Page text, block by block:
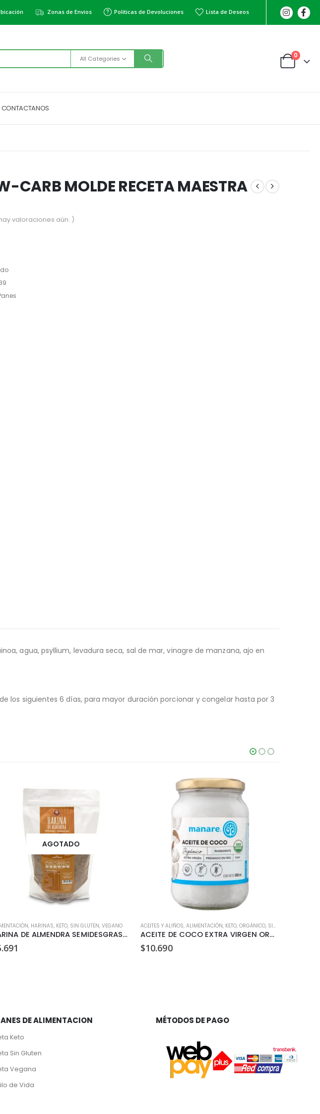
Zonas de Envios Politicas de Devoluciones Lista de Deseos
All Categories 0
CONTACTANOS
CARB MOLDE RECETA MAESTRA
valoraciones aún. )
agua, psyllium, levadura seca, sal de mar, vinagre de manzana, ajo en
los siguientes 6 días, para mayor duración porcionar y congelar hasta por 3
,SIN GLUTEN
AGOTADO
, HARINAS, KETO, SIN GLUTEN, VEGANO
HARINA DE ALMENDRA SEMIDESGRASADA (500 GR)
ACEITES Y ALIÑOS, ALIMENTACIÓN, KETO, ORGÁNICO, SIN GLUTEN
ACEITE DE COCO EXTRA VIRGEN ORGANICO MANARE 500ML
$10.690
DE ALIMENTACION
Keto
Sin Gluten
Vegana
de Vida
MÉTODOS DE PAGO